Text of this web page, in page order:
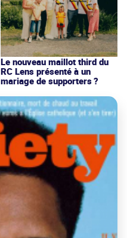
Le nouveau maillot third du
RC Lens présenté à un
mariage de supporters ?